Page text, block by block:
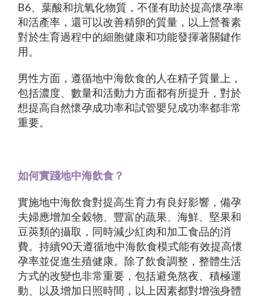
B6、葉酸和抗氧化物質，不僅有助於提高懷孕率
和活產率，還可以改善精卵的質量，以上營養素
對於生育過程中的細胞健康和功能發揮著關鍵作
用。
男性方面，遵循地中海飲食的人在精子質量上，
包括濃度、數量和活動力方面都有所提升，對於
想提高自然懷孕成功率和試管嬰兒成功率都非常
重要。
如何實踐地中海飲食？
實施地中海飲食對提高生育力有良好影響，備孕
夫婦應增加全穀物、豐富的蔬果、海鮮、堅果和
豆莢類的攝取，同時減少紅肉和加工食品的消
費。持續90天遵循地中海飲食模式能有效提高懷
孕率並促進生殖健康。除了飲食調整，整體生活
方式的改變也非常重要，包括避免熬夜、積極運
動、以及增加日照時間，以上因素都對增強身體